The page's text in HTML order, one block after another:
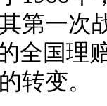
第一次
全国理
转变。